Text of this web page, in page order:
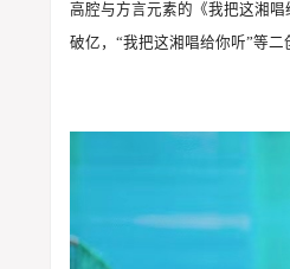
高腔与方言元素的《我把这湘
破亿，“我把这湘唱给你听”等二